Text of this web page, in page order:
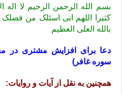
بسم الله الرحمن الرحیم لا اله
کثیرا اللهم انی اسئلک من
بالله العلی العظیم
دعا برای افزایش مشتری در
سوره غافر)
همچنین به نقل از آیات و روایات: